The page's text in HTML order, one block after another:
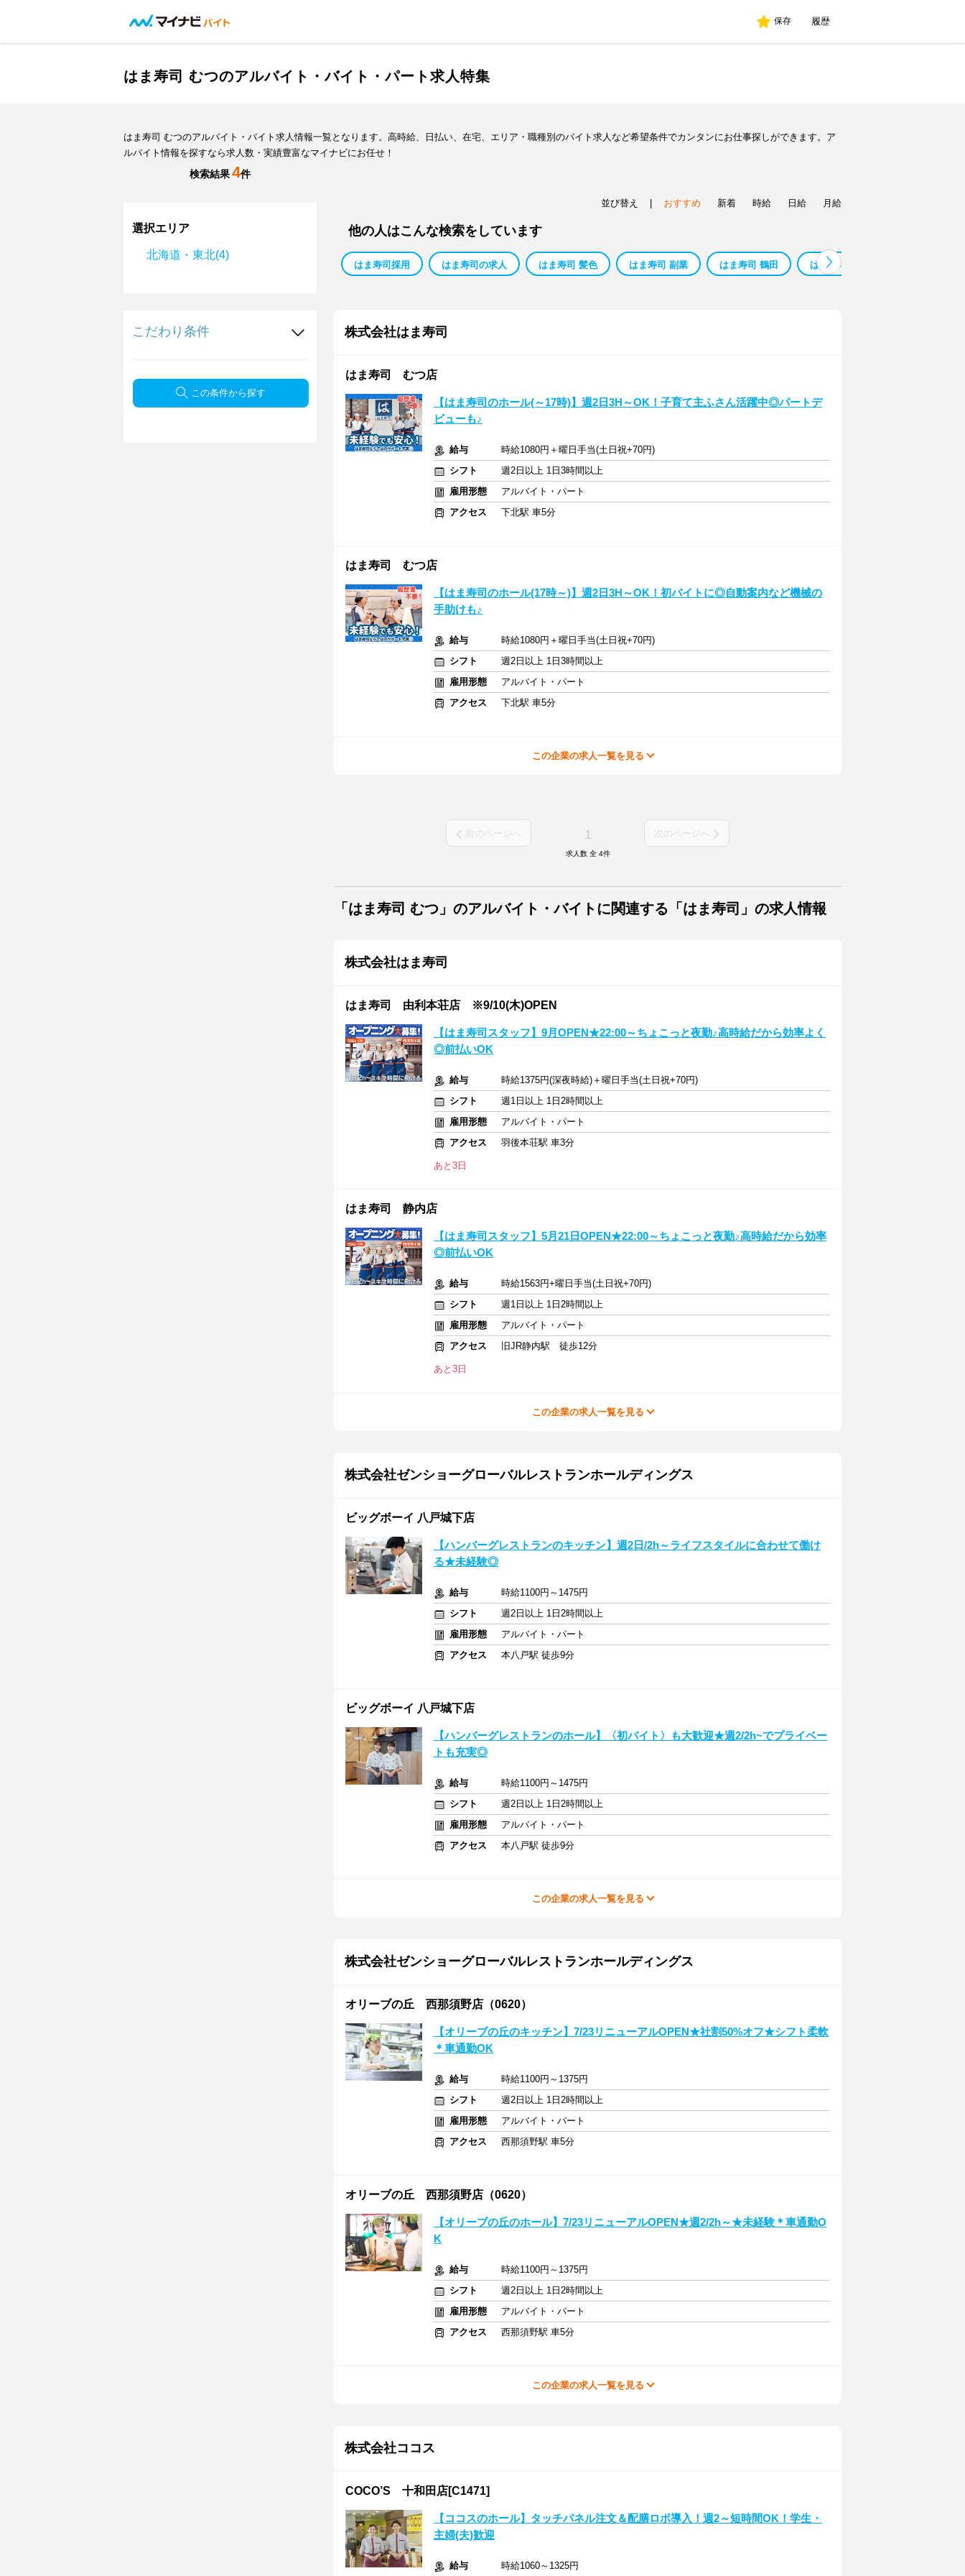
保存 履歴
はま寿司 むつのアルバイト・バイト・パート求人特集
はま寿司 むつのアルバイト・バイト求人情報一覧となります。高時給、日払い、在宅、エリア・職種別のバイト求人など希望条件でカンタンにお仕事探しができます。ア
ルバイト情報を探すなら求人数・実績豊富なマイナビにお任せ！
検索結果4件
選択エリア
北海道・東北(4)
こだわり条件
この条件から探す
並び替え おすすめ 新着 時給 日給 月給
他の人はこんな検索をしています
はま寿司採用 はま寿司の求人 はま寿司 髪色 はま寿司 副業 はま寿司 鶴田 はま寿司 長町
株式会社はま寿司
はま寿司 むつ店
【はま寿司のホール(～17時)】週2日3H～OK！子育て主ふさん活躍中◎パートデ
ビューも♪
給与
時給1080円＋曜日手当(土日祝+70円)
シフト
週2日以上 1日3時間以上
雇用形態
アルバイト・パート
アクセス
下北駅 車5分
はま寿司 むつ店
【はま寿司のホール(17時～)】週2日3H～OK！初バイトに◎自動案内など機械の
手助けも♪
給与
時給1080円＋曜日手当(土日祝+70円)
シフト
週2日以上 1日3時間以上
雇用形態
アルバイト・パート
アクセス
下北駅 車5分
この企業の求人一覧を見る
前のページへ 1 次のページへ
求人数 全 4件
「はま寿司 むつ」のアルバイト・バイトに関連する「はま寿司」の求人情報
株式会社はま寿司
はま寿司 由利本荘店 ※9/10(木)OPEN
【はま寿司スタッフ】9月OPEN★22:00～ちょこっと夜勤♪高時給だから効率よく
◎前払いOK
給与
時給1375円(深夜時給)＋曜日手当(土日祝+70円)
シフト
週1日以上 1日2時間以上
雇用形態
アルバイト・パート
アクセス
羽後本荘駅 車3分
あと3日
はま寿司 静内店
【はま寿司スタッフ】5月21日OPEN★22:00～ちょこっと夜勤♪高時給だから効率
◎前払いOK
給与
時給1563円+曜日手当(土日祝+70円)
シフト
週1日以上 1日2時間以上
雇用形態
アルバイト・パート
アクセス
旧JR静内駅 徒歩12分
あと3日
この企業の求人一覧を見る
株式会社ゼンショーグローバルレストランホールディングス
ビッグボーイ 八戸城下店
【ハンバーグレストランのキッチン】週2日/2h～ライフスタイルに合わせて働け
る★未経験◎
給与
時給1100円～1475円
シフト
週2日以上 1日2時間以上
雇用形態
アルバイト・パート
アクセス
本八戸駅 徒歩9分
ビッグボーイ 八戸城下店
【ハンバーグレストランのホール】〈初バイト〉も大歓迎★週2/2h~でプライベー
トも充実◎
給与
時給1100円～1475円
シフト
週2日以上 1日2時間以上
雇用形態
アルバイト・パート
アクセス
本八戸駅 徒歩9分
この企業の求人一覧を見る
株式会社ゼンショーグローバルレストランホールディングス
オリーブの丘 西那須野店（0620）
【オリーブの丘のキッチン】7/23リニューアルOPEN★社割50%オフ★シフト柔軟
＊車通勤OK
給与
時給1100円～1375円
シフト
週2日以上 1日2時間以上
雇用形態
アルバイト・パート
アクセス
西那須野駅 車5分
オリーブの丘 西那須野店（0620）
【オリーブの丘のホール】7/23リニューアルOPEN★週2/2h～★未経験＊車通勤O
K
給与
時給1100円～1375円
シフト
週2日以上 1日2時間以上
雇用形態
アルバイト・パート
アクセス
西那須野駅 車5分
この企業の求人一覧を見る
株式会社ココス
COCO’S 十和田店[C1471]
【ココスのホール】タッチパネル注文＆配膳ロボ導入！週2～短時間OK！学生・
主婦(夫)歓迎
給与 時給1060～1325円